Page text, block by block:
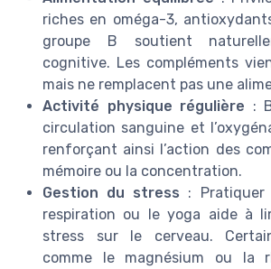
riches en oméga-3,
groupe B soutient
cognitive. Les compléments
mais ne remplacent pas une
Activité physique régulière :
circulation sanguine et
renforçant ainsi l’action des
mémoire ou la concentration.
Gestion du stress :
respiration ou le yoga aide à
stress sur le cerveau.
comme le magnésium ou la